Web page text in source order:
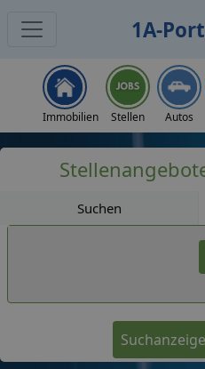
1A-
Immobilien Stellen Autos
Suchen